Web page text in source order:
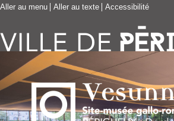
Aller au menu Aller au texte Accessibilité